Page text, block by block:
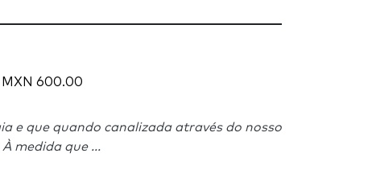
MXN 600.00
e que quando canalizada através do nosso
medida que ...